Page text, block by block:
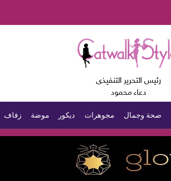
رئيس التحرير التنفيذى
دعاء محمود
صحة وجمال مجوهرات ديكور موضة زفاف